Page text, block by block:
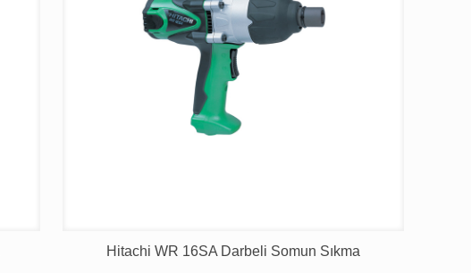
Hitachi WR 16SA Darbeli Somun Sıkma